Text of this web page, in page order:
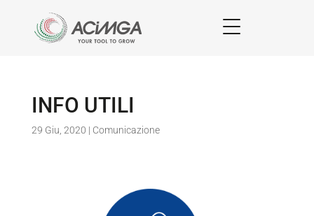
INFO UTILI
29 Giu, 2020 | Comunicazione